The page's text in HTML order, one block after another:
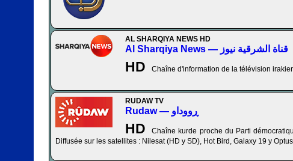
AL SHARQIYA NEWS HD
Al Sharqiya News — قناة الشرقية نيوز
HD Chaîne d'information de la télévision
RUDAW TV
Rudaw — ڕووداو
HD
Chaîne kurde proche du Parti
Diffusée sur les satellites : Nilesat (HD y SD), Hot Bird, Galaxy 19 y